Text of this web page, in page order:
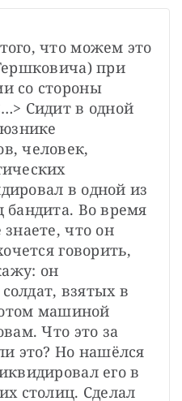
что можем это
при
со стороны
Сидит в одной
человек,
в одной из
бандита. Во время
что он
говорить,
он
взятых в
машиной
Что это за
это? Но нашёлся
его в
столиц. Сделал